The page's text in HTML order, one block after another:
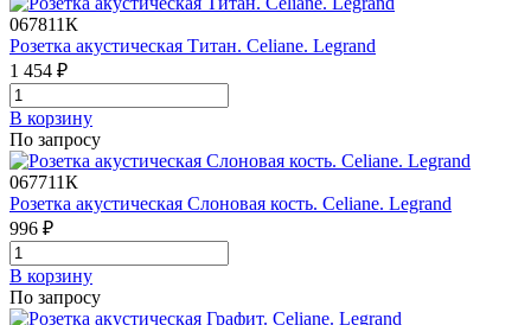
067811К
Розетка акустическая Титан. Celiane. Legrand
1 454 ₽
В корзинy
По запросу
067711К
Розетка акустическая Слоновая кость. Celiane. Legrand
996 ₽
В корзинy
По запросу